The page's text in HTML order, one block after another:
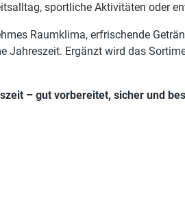
sportliche Aktivitäten oder
Raumklima, erfrischende
Ergänzt wird das
– gut vorbereitet, sicher und